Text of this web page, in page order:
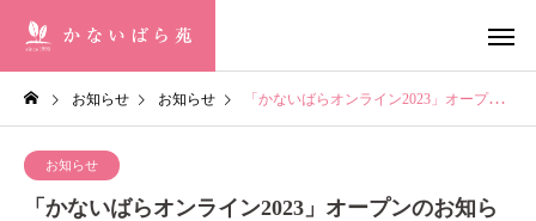
お知らせ お知らせ 「かないばらオンライン2023」オープンのお知らせ
お知らせ
「かないばらオンライン2023」オープンのお知ら